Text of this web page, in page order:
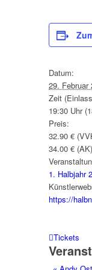
Datum:
29. Februar
Zeit
19:30 Uhr
Preis:
32.90 €
34.00 € (AK)
1. Halbjahr
https://
Tickets